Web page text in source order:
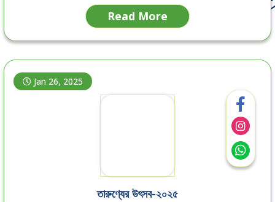
Read More
Jan 26, 2025
তারুণ্যের উৎসব-২০২৫